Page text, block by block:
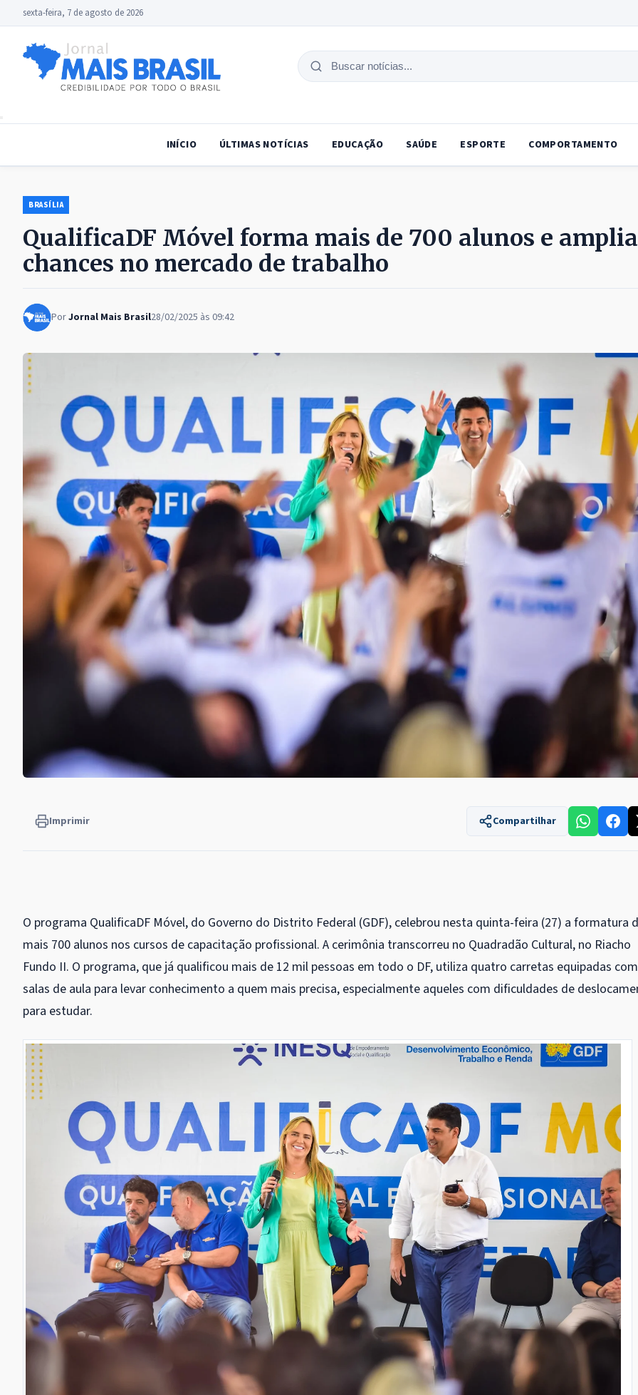
sexta-feira, 7 de agosto de 2026
Buscar
INÍCIO ÚLTIMAS NOTÍCIAS EDUCAÇÃO SAÚDE ESPORTE COMPORTAMENTO
BRASÍLIA
QualificaDF Móvel forma mais de 700 alunos e amplia
chances no mercado de trabalho
PorJornal Mais Brasil28/02/2025 às 09:42
Imprimir Compartilhar
O programa QualificaDF Móvel, do Governo do Distrito Federal (GDF), celebrou nesta quinta-feira (27) a formatura
mais 700 alunos nos cursos de capacitação profissional. A cerimônia transcorreu no Quadradão Cultural, no Riacho
Fundo II. O programa, que já qualificou mais de 12 mil pessoas em todo o DF, utiliza quatro carretas equipadas
salas de aula para levar conhecimento a quem mais precisa, especialmente aqueles com dificuldades de
para estudar.